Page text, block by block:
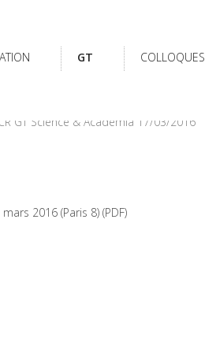
GT COLLOQUES
GT Science & Academia 17/03/2016
2016 (Paris 8) (PDF)